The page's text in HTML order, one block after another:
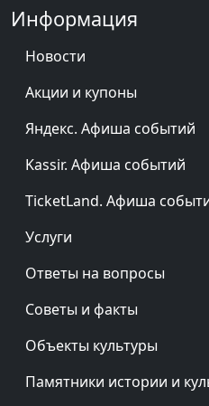
Информация
Новости
Акции и купоны
Яндекс. Афиша событий
Kassir. Афиша событий
TicketLand. Афиша
Услуги
Ответы на вопросы
Советы и факты
Объекты культуры
Памятники истории и